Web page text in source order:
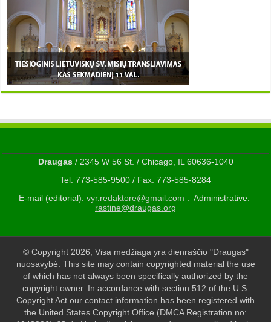
Draugas/ 2345 W 56 St. / Chicago, IL 60636-1040
Tel: 773-585-9500 / Fax: 773-585-8284
E-mail (editorial): vyr.redaktore@gmail.com . Administrative:
rastine@draugas.org
© Copyright 2026, Visa medžiaga yra dienraščio "Draugas"
nuosavybė. This site may contain copyrighted material the use
of which has not always been specifically authorized by the
copyright owner. In accordance with section 512 of the U.S.
Copyright Act our contact information has been registered with
the United States Copyright Office (DMCA Registration no: